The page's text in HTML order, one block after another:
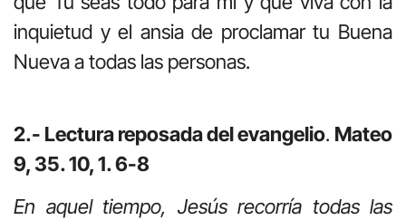
inquietud y el ansia de proclamar tu Buena
Nueva a todas las personas.
2.- Lectura reposada del evangelio. Mateo
9, 35. 10, 1. 6-8
En aquel tiempo, Jesús recorría todas las